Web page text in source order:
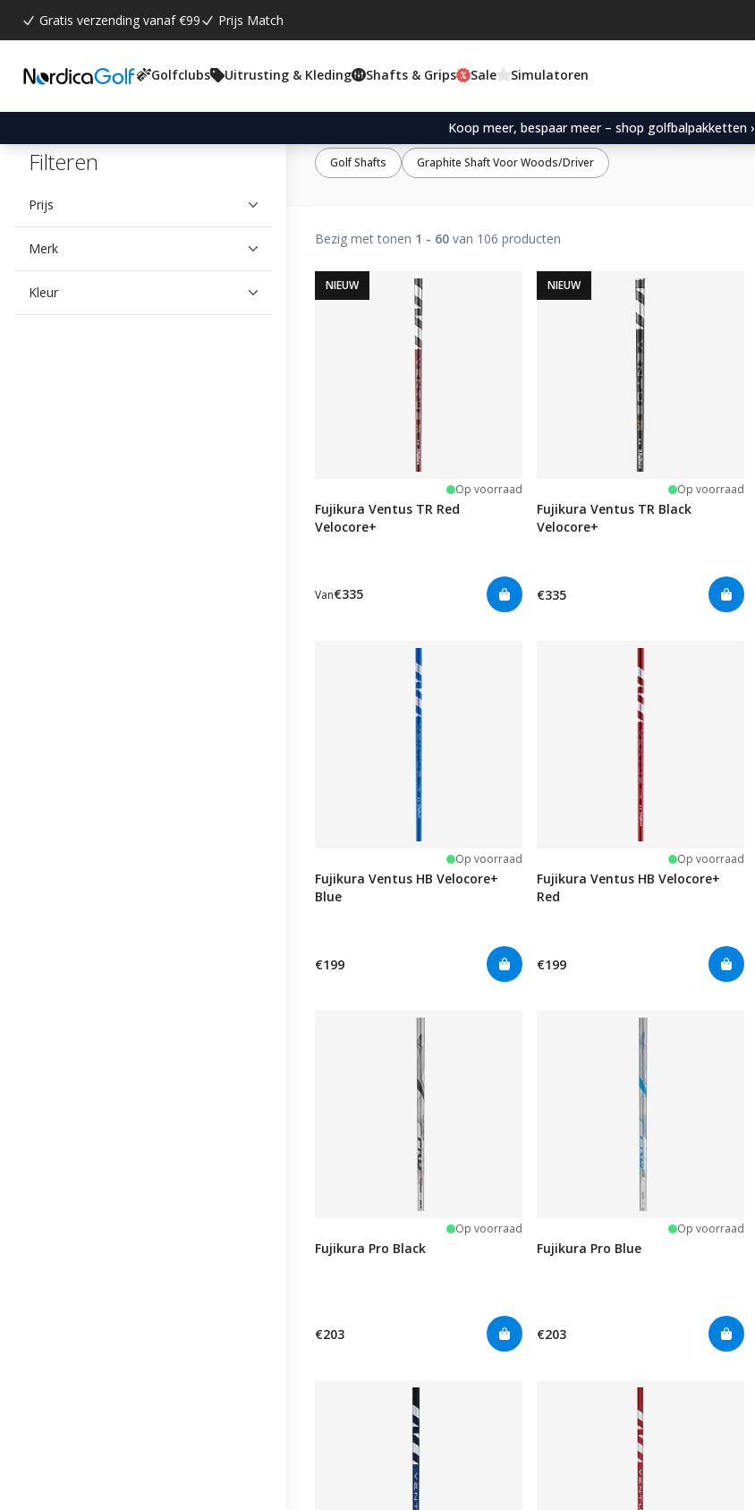
Gratis verzending vanaf €99 Prijs Match
Golfclubs Uitrusting & Kleding Shafts & Grips Sale Simulatoren
Koop meer, bespaar meer – shop golfbalpakketten ›
Filteren
Prijs
Merk
Kleur
Golf Shafts Graphite Shaft Voor Woods/Driver
Bezig met tonen 1 - 60 van 106 producten
NIEUW
Op voorraad
Fujikura Ventus TR Red
Velocore+
Van€335
NIEUW
Op voorraad
Fujikura Ventus TR Black
Velocore+
€335
Op voorraad
Fujikura Ventus HB Velocore+
Blue
€199
Op voorraad
Fujikura Ventus HB Velocore+
Red
€199
Op voorraad
Fujikura Pro Black
€203
Op voorraad
Fujikura Pro Blue
€203